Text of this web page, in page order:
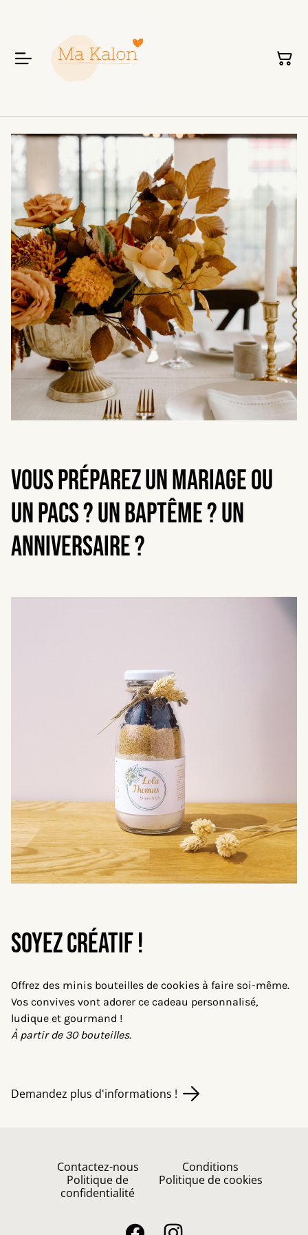
Vous préparez Un mariage ou
un pacs ? un baptême ? un
anniversaire ?
Soyez créatif !
Offrez des minis bouteilles de cookies à faire soi-même.
Vos convives vont adorer ce cadeau personnalisé,
ludique et gourmand !
À partir de 30 bouteilles.
Demandez plus d'informations !
Contactez-nous
Conditions
Politique de
confidentialité
Politique de cookies